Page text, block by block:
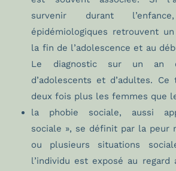
survenir durant
épidémiologiques retrouvent
la fin de l’adolescence et au
Le diagnostic sur un an
d’adolescents et d’adultes.
deux fois plus les femmes que
la phobie sociale, aussi
sociale », se définit par la peur
ou plusieurs situations
l’individu est exposé au regard